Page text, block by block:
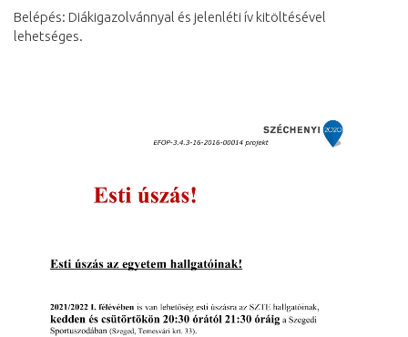
Belépés: Diákigazolvánnyal és jelenléti ív kitöltésével
lehetséges.